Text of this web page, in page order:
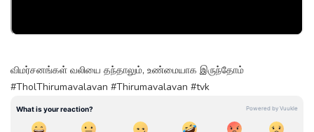
விமர்சனங்கள் வலியை தந்தாலும், உண்மையாக இருந்தோம்
#TholThirumavalavan #Thirumavalavan #tvk